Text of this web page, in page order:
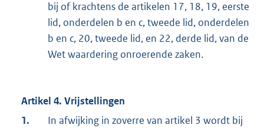
bij of krachtens de artikelen 17, 18, 19, eerste
lid, onderdelen b en c, tweede lid, onderdelen
b en c, 20, tweede lid, en 22, derde lid, van de
Wet waardering onroerende zaken.
Artikel 4. Vrijstellingen
1.
In afwijking in zoverre van artikel 3 wordt bij